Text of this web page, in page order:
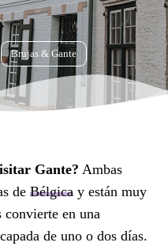
Brujas&Gante
Gante? Ambas
de Bélgica y están muy
convierte en una
de uno o dos días.